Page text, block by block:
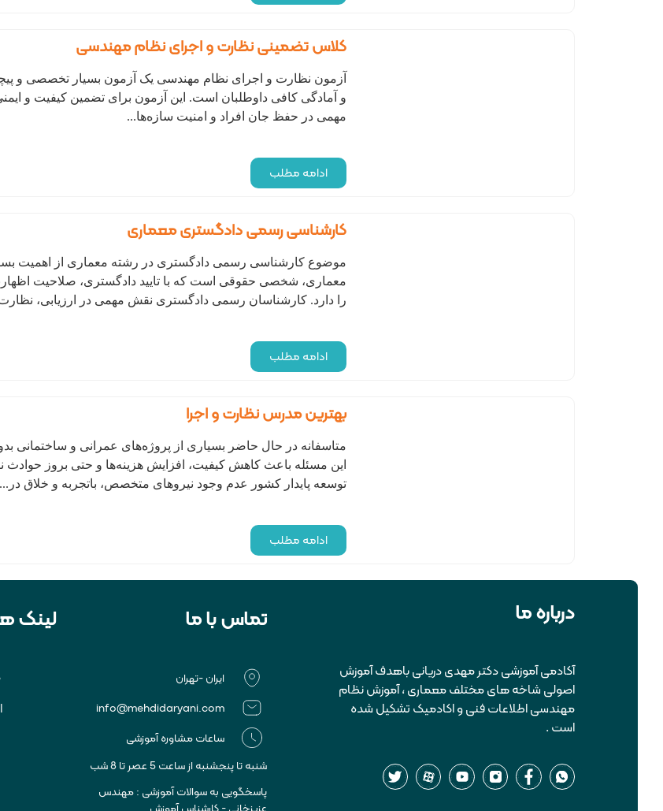
کلاس تضمینی نظارت و اجرای نظام مهندسی
آزمون نظارت و اجرای نظام مهندسی یک آزمون بسیار تخصصی و
و آمادگی کافی داوطلبان است. این آزمون برای تضمین کیفیت و
مهمی در حفظ جان افراد و امنیت سازه‌ها...
ادامه مطلب
کارشناسی رسمی دادگستری معماری
موضوع کارشناسی رسمی دادگستری در رشته معماری از اهمیت
معماری، شخصی حقوقی است که با تایید دادگستری، صلاحیت
را دارد. کارشناسان رسمی دادگستری نقش مهمی در ارزیابی، نظارت
ادامه مطلب
بهترین مدرس نظارت و اجرا
متاسفانه در حال حاضر بسیاری از پروژه‌های عمرانی و ساختمانی
این مسئله باعث کاهش کیفیت، افزایش هزینه‌ها و حتی بروز
توسعه پایدار کشور عدم وجود نیروهای متخصص، باتجربه و خلاق در...
ادامه مطلب
درباره ما
آکادمی آموزشی دکتر مهدی دریانی باهدف آموزش
اصولی شاخه های مختلف معماری ، آموزش نظام
مهندسی اطلاعات فنی و اکادمیک تشکیل شده
است .
تماس با ما
ایران -تهران
info@mehdidaryani.com
ساعات مشاوره آموزشی
شنبه تا پنجشنبه از ساعت 5 عصر تا 8 شب
پاسخگویی به سوالات آموزشی : مهندس
لینک